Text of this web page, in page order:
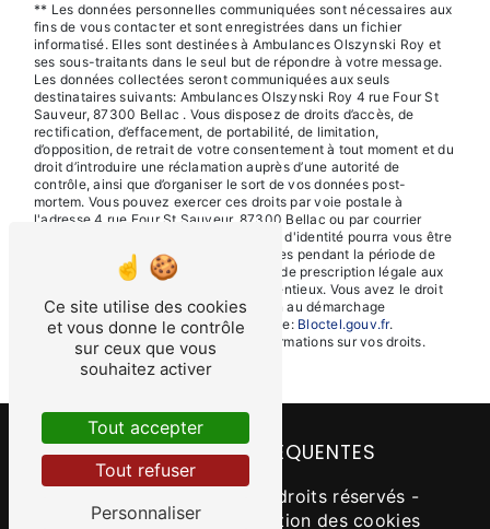
** Les données personnelles communiquées sont nécessaires aux
fins de vous contacter et sont enregistrées dans un fichier
informatisé. Elles sont destinées à Ambulances Olszynski Roy et
ses sous-traitants dans le seul but de répondre à votre message.
Les données collectées seront communiquées aux seuls
destinataires suivants: Ambulances Olszynski Roy 4 rue Four St
Sauveur, 87300 Bellac . Vous disposez de droits d’accès, de
rectification, d’effacement, de portabilité, de limitation,
d’opposition, de retrait de votre consentement à tout moment et du
droit d’introduire une réclamation auprès d’une autorité de
contrôle, ainsi que d’organiser le sort de vos données post-
mortem. Vous pouvez exercer ces droits par voie postale à
l'adresse 4 rue Four St Sauveur, 87300 Bellac ou par courrier
électronique à l'adresse . Un justificatif d'identité pourra vous être
demandé. Nous conservons vos données pendant la période de
prise de contact puis pendant la durée de prescription légale aux
fins probatoires et de gestion des contentieux. Vous avez le droit
de vous inscrire sur la liste d'opposition au démarchage
téléphonique, disponible à cette adresse: Bloctel.gouv.fr.
Consultez le site cnil.fr pour plus d’informations sur vos droits.
RECHERCHES FRÉQUENTES
- 2026 - Tous droits réservés -
Mentions légales
Gestion des cookies
Ce site utilise des cookies
et vous donne le contrôle
sur ceux que vous
souhaitez activer
Tout accepter
Tout refuser
Personnaliser